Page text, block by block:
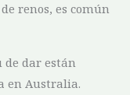
renos, es común‍
de ⁣dar están
en Australia.